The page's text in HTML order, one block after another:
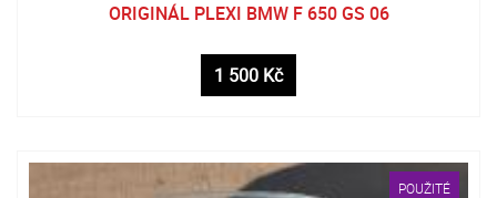
ORIGINÁL PLEXI BMW F 650 GS 06
1 500 Kč
POUŽITÉ